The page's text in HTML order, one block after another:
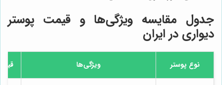
جدول مقایسه ویژگی‌ها و قیمت پوستر
دیواری در ایران
نوع پوستر ویژگی‌ها